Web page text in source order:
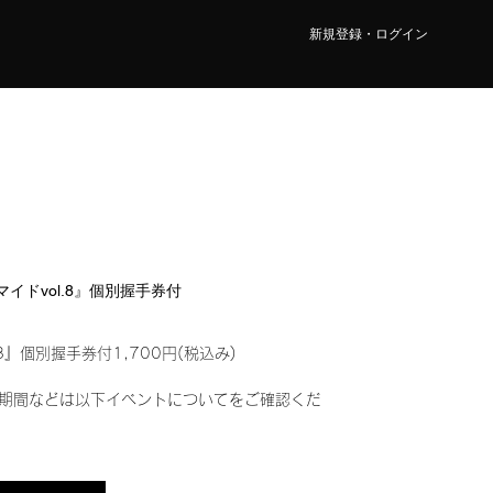
新規登録・ログイン
イドvol.8』個別握手券付
』個別握手券付1,700円(税込み)
間などは以下イベントについてをご確認くだ